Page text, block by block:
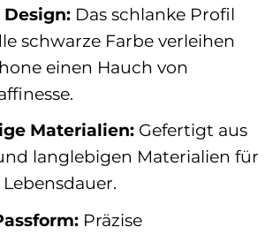
Das schlanke Profil
schwarze Farbe verleihen
einen Hauch von
Materialien: Gefertigt aus
langlebigen Materialien für
Präzise